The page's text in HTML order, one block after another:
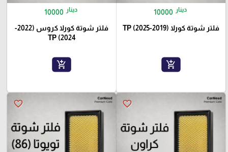
10000 دينار
فلتر شوتة كورلا (2019-2025) TP
add_shopping_cart
10000 دينار
فلتر شوتة كورلا كروس (2022-
2024) TP
add_shopping_cart
favorite_border
favorite_border